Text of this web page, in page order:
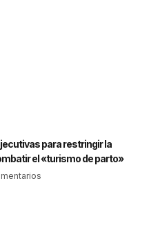
para restringir la
el «turismo de parto»